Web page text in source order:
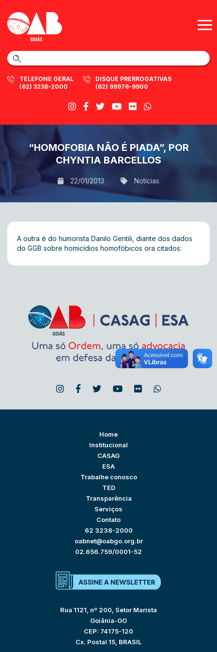
TELEFONE GERAL
(62) 3238-2000
DISQUE PRERROGATIVAS
(62) 99976-9900
“HOMOFOBIA NÃO É PIADA”, POR
CHYNTIA BARCELLOS
22/01/2013 Notícias
A outra é do humorista Danilo Gentili, diante dos dados
do GGB sobre homicídios homofóbicos ora citados:
Home
Institucional
CASAG
ESA
Trabalhe conosco
TED
Transparência
Serviços
Contato
62 3238-2000
oabnet@oabgo.org.br
02.656.759/0001-52
Rua 1121, nº 200, Setor Marista
Goiânia-GO
CEP: 74175-120
Cx. Postal 15, BRASIL